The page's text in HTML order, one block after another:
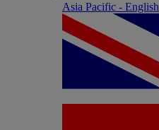
Asia Pacific - English